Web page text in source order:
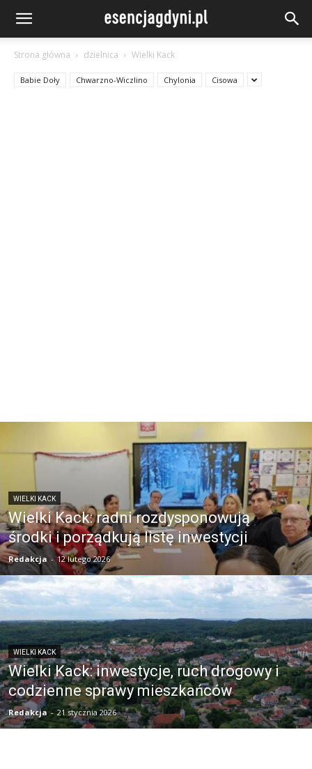
Strona główna dzielnica Wielki Kack
Babie Doły Chwarzno-Wiczlino Chylonia Cisowa
WIELKI KACK
Wielki Kack: radni rozdysponowują
środki i porządkują listę inwestycji
Redakcja - 12 lutego 2026
WIELKI KACK
Wielki Kack: inwestycje, ruch drogowy i
codzienne sprawy mieszkańców
Redakcja - 21 stycznia 2026